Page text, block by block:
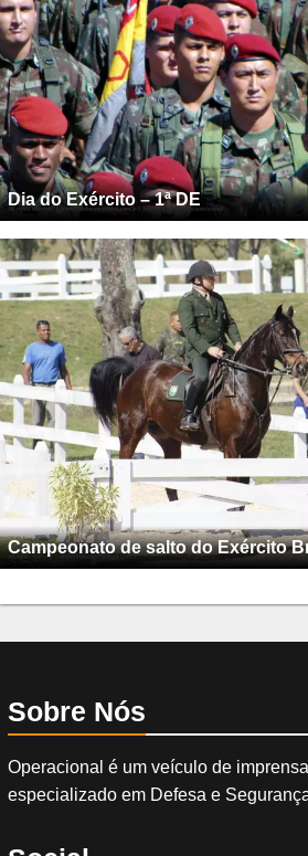
Dia do Exército – 1ª DE
Campeonato de salto do Exército
Sobre Nós
Operacional é um veículo de
especializado em Defesa e